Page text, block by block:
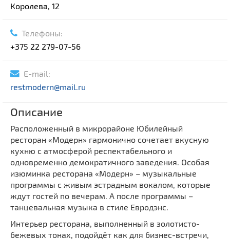
Королева, 12
Телефоны:
+375 22 279-07-56
E-mail:
restmodern@mail.ru
Описание
Расположенный в микрорайоне Юбилейный
ресторан «Модерн» гармонично сочетает вкусную
кухню с атмосферой респектабельного и
одновременно демократичного заведения. Особая
изюминка ресторана «Модерн» – музыкальные
программы с живым эстрадным вокалом, которые
ждут гостей по вечерам. А после программы –
танцевальная музыка в стиле Евродэнс.
Интерьер ресторана, выполненный в золотисто-
бежевых тонах, подойдёт как для бизнес-встречи,